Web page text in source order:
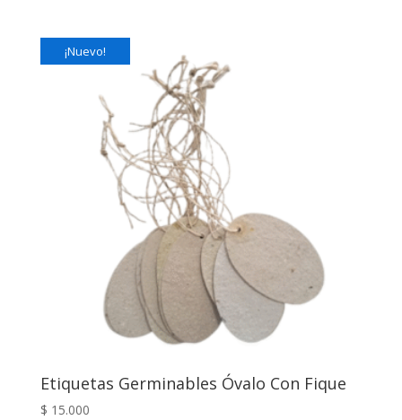
¡Nuevo!
Etiquetas Germinables Óvalo Con Fique
$ 15.000